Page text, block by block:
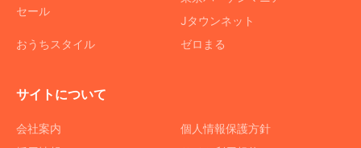
セール
おうちスタイル
Jタウンネット
ゼロまる
サイトについて
会社案内
個人情報保護方針